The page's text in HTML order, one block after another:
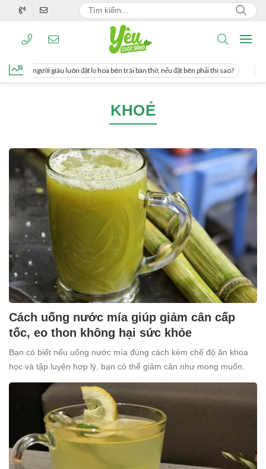
người giàu luôn đặt lọ hoa bên trái bàn thờ, nếu đặt bên phải thì sao?
KHOẺ
Cách uống nước mía giúp giảm cân cấp
tốc, eo thon không hại sức khỏe
Bạn có biết nếu uống nước mía đúng cách kèm chế độ ăn khoa
học và tập luyện hợp lý, bạn có thể giảm cân như mong muốn.